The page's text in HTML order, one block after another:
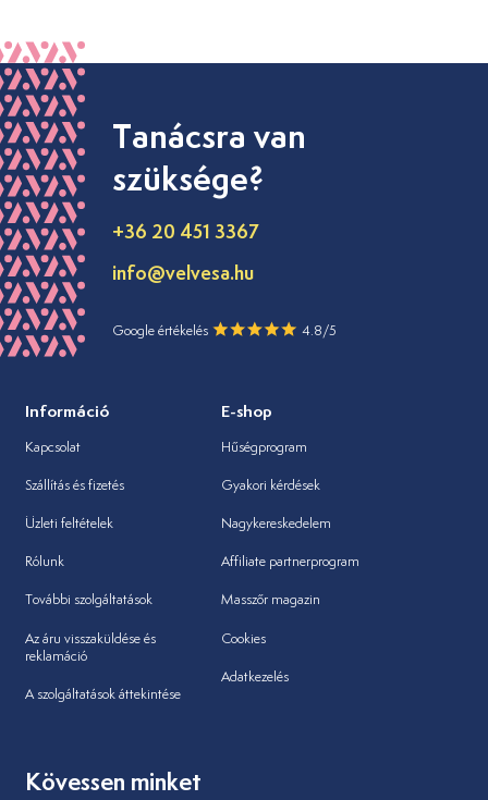
Tanácsra van
szüksége?
+36 20 451 3367
info@velvesa.hu
Google értékelés 4.8/5
Információ
Kapcsolat
Szállítás és fizetés
Üzleti feltételek
Rólunk
További szolgáltatások
Az áru visszaküldése és
reklamáció
A szolgáltatások áttekintése
E-shop
Hűségprogram
Gyakori kérdések
Nagykereskedelem
Affiliate partnerprogram
Masszőr magazin
Cookies
Adatkezelés
Kövessen minket